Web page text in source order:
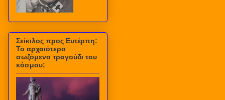
Σείκιλος προς Ευτέρπη:
Το αρχαιότερο
σωζόμενο τραγούδι του
κόσμου;